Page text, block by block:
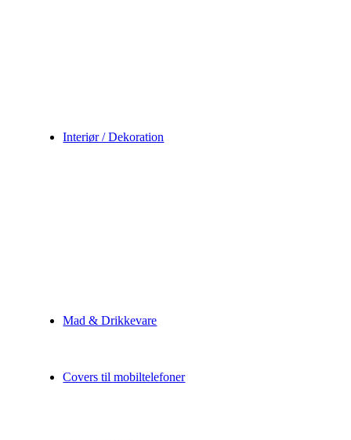
Interiør / Dekoration
Mad & Drikkevare
Covers til mobiltelefoner